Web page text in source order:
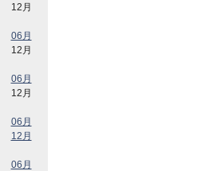
12月
06月
12月
06月
12月
06月
12月
06月